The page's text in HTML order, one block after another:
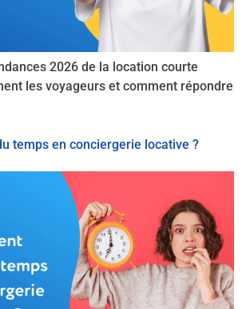
2026 de la location courte
les voyageurs et comment répondre
temps en conciergerie locative ?